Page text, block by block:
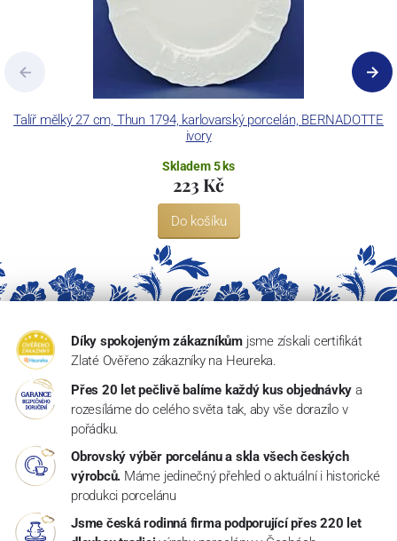
Talíř mělký 27 cm, Thun 1794, karlovarský porcelán, BERNADOTTE
ivory
Skladem 5 ks
223 Kč
Do košíku
Díky spokojeným zákazníkům jsme získali certifikát
Zlaté Ověřeno zákazníky na Heureka.
Přes 20 let pečlivě balíme každý kus objednávky a
rozesíláme do celého světa tak, aby vše dorazilo v
pořádku.
Obrovský výběr porcelánu a skla všech českých
výrobců. Máme jedinečný přehled o aktuální i historické
produkci porcelánu
Jsme česká rodinná firma podporující přes 220 let